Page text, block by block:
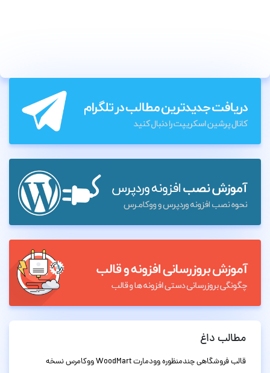
مطالب داغ
قالب فروشگاهی چندمنظوره وودمارت WoodMart ووکامرس نسخه